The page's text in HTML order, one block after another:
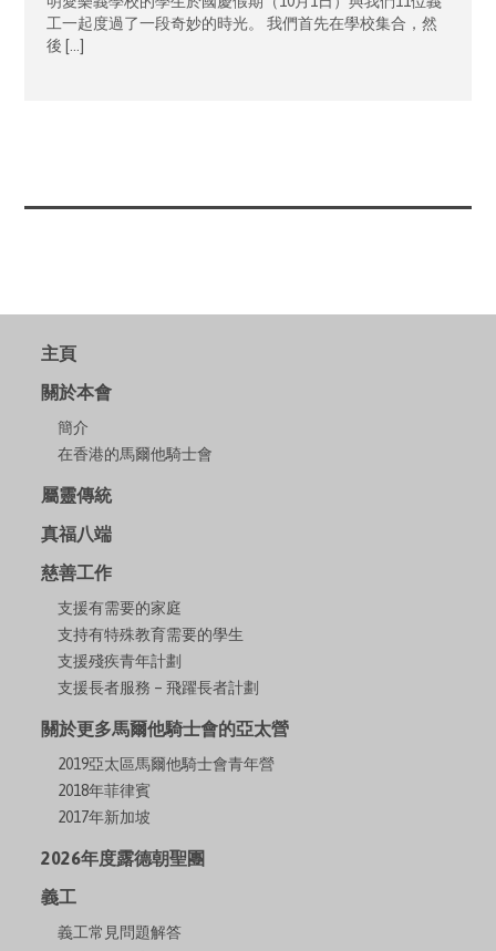
工一起度過了一段奇妙的時光。 我們首先在學校集合，然
後 […]
主頁
關於本會
簡介
在香港的馬爾他騎士會
屬靈傳統
真福八端
慈善工作
支援有需要的家庭
支持有特殊教育需要的學生
支援殘疾青年計劃
支援長者服務 – 飛躍長者計劃
關於更多馬爾他騎士會的亞太營
2019亞太區馬爾他騎士會青年營
2018年菲律賓
2017年新加坡
2026年度露德朝聖團
義工
義工常見問題解答